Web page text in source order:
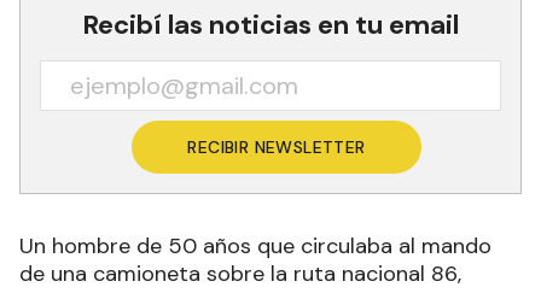
Recibí las noticias en tu email
RECIBIR NEWSLETTER
Un hombre de 50 años que circulaba al mando
de una camioneta sobre la ruta nacional 86,